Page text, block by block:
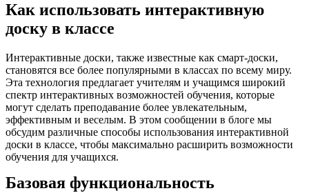
Как использовать интерактивную
доску в классе
Интерактивные доски, также известные как смарт-доски,
становятся все более популярными в классах по всему миру.
Эта технология предлагает учителям и учащимся широкий
спектр интерактивных возможностей обучения, которые
могут сделать преподавание более увлекательным,
эффективным и веселым. В этом сообщении в блоге мы
обсудим различные способы использования интерактивной
доски в классе, чтобы максимально расширить возможности
обучения для учащихся.
Базовая функциональность